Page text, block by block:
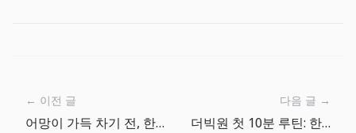
← 이전 글
어망이 가득 차기 전, 한 번 더 오래 낚시하는 루틴
다음 글 →
더빅원 첫 10분 루틴: 한 번 잡고, 확인하고, 다시 던지기